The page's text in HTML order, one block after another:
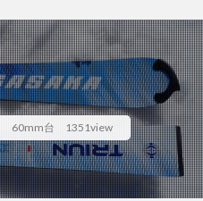
60mm台 1351view